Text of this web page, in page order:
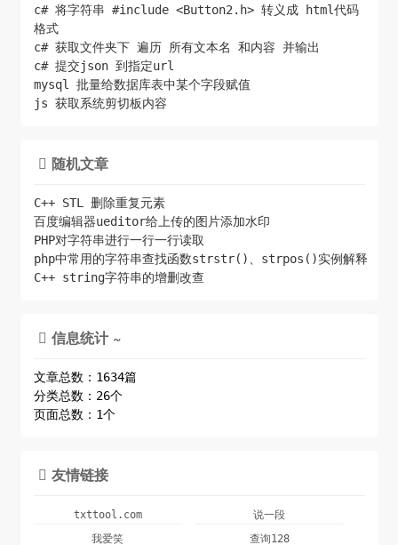
c# 将字符串 #include <Button2.h> 转义成 html代码
格式
c# 获取文件夹下 遍历 所有文本名 和内容 并输出
c# 提交json 到指定url
mysql 批量给数据库表中某个字段赋值
js 获取系统剪切板内容
 随机文章
C++ STL 删除重复元素
百度编辑器ueditor给上传的图片添加水印
PHP对字符串进行一行一行读取
php中常用的字符串查找函数strstr()、strpos()实例解释
C++ string字符串的增删改查
 信息统计 ~
文章总数：1634篇
分类总数：26个
页面总数：1个
 友情链接
txttool.com
说一段
我爱笑
查询128